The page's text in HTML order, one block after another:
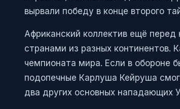
вырвали победу в конце второго
Африканский коллектив ещё
странами из разных континентов.
чемпионата мира. Если в обороне
подопечные Карлуша Кейруша
два других основных нападающих